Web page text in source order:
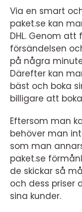
Via en smart
paket.se kan
DHL. Genom
försändelsen
på några
Därefter kan
bäst och boka
billigare att
Eftersom man
behöver man
som man
paket.se
de skickar så
och dess priser
sina kunder.